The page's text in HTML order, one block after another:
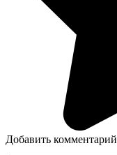
Добавить комментарий